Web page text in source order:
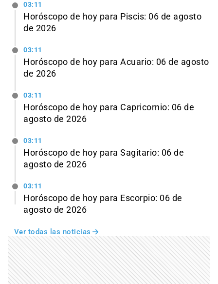
03:11
Horóscopo de hoy para Piscis: 06 de agosto
de 2026
03:11
Horóscopo de hoy para Acuario: 06 de agosto
de 2026
03:11
Horóscopo de hoy para Capricornio: 06 de
agosto de 2026
03:11
Horóscopo de hoy para Sagitario: 06 de
agosto de 2026
03:11
Horóscopo de hoy para Escorpio: 06 de
agosto de 2026
Ver todas las noticias